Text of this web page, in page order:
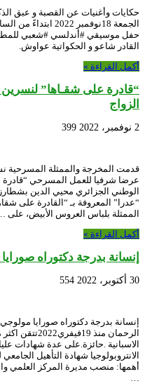
حكايات وأغنيات عن القصبة و عبق
حفل موسيقي #أندلسي #شعبي
القادر شاعو و الحكواتية عواوش.
أكمل القراءة »
“قادرة على شقـاها”
الزواج
2 نوفمبر، 2022 399
عرضا شرفيا للعمل المسرحي “قادرة
الوطني الجزائري محيي الدين
“عدرا” المعروفة بـ “القادرة على
الممثلة بلباس العروس الأبيض، على
أكمل القراءة »
إنسانة بدرجة دكتوراه
30 أكتوبر، 2022 554
إنسانة بدرجة دكتوراه صورايا
الرحمان منذ
الاسبانية .حائزة.على عدة شهادات
الانتروبولوجيا شهادة التأهيل
أهمها: منصب مديرة المركز العلمي
…